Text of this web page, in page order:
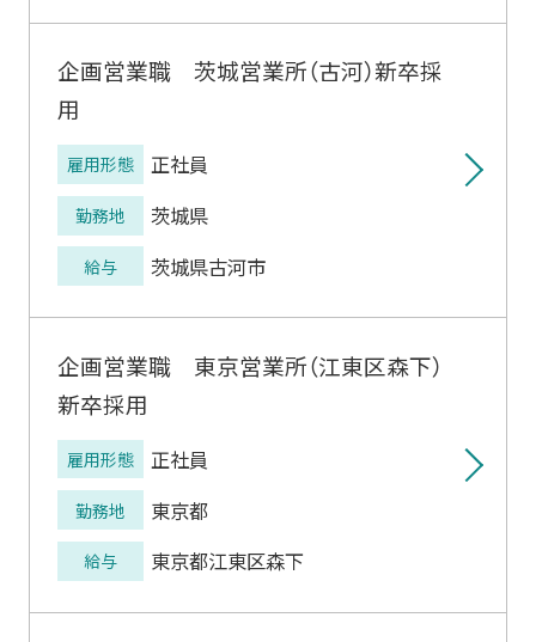
企画営業職 茨城営業所（古河）新卒採
用
雇用形態 正社員
勤務地 茨城県
給与 茨城県古河市
企画営業職 東京営業所（江東区森下）
新卒採用
雇用形態 正社員
勤務地 東京都
給与 東京都江東区森下